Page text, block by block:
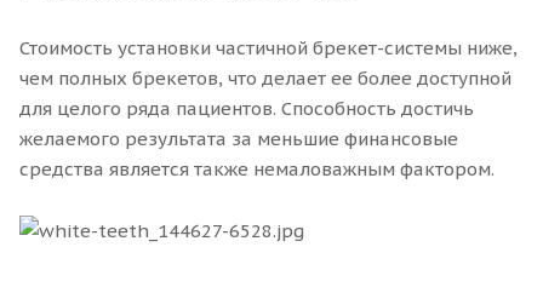
Стоимость установки частичной брекет-системы ниже,
чем полных брекетов, что делает ее более доступной
для целого ряда пациентов. Способность достичь
желаемого результата за меньшие финансовые
средства является также немаловажным фактором.